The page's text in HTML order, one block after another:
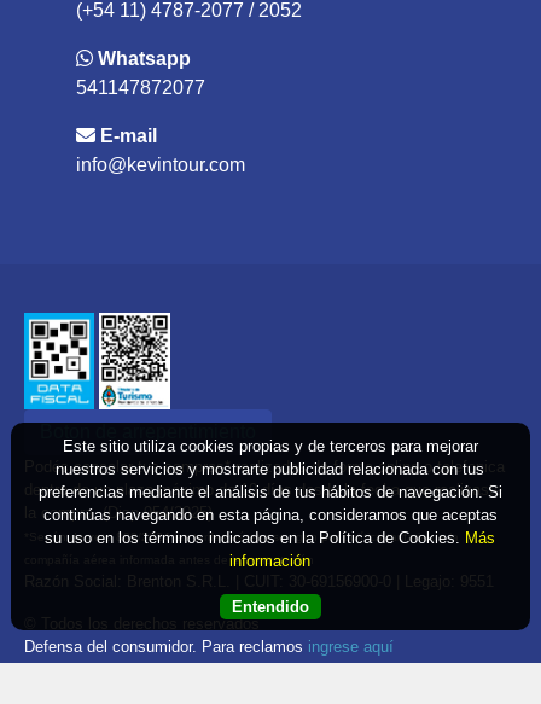
(+54 11) 4787-2077 / 2052
Whatsapp
541147872077
E-mail
info@kevintour.com
Podés cancelar tus compras* realizadas de forma online o telefonica
dentro de un plazo máximo de 10 días desde la fecha que realizaste
la compra. (Disp.954/2025)
*Según decreto 809/2024 las tarifas aéreas se rigen por política tarifaria de la
compañía aérea informada antes de la contratación
© Todos los derechos reservados
Defensa del consumidor. Para reclamos ingrese aquí
Este sitio utiliza cookies propias y de terceros para mejorar
nuestros servicios y mostrarte publicidad relacionada con tus
preferencias mediante el análisis de tus hábitos de navegación. Si
continúas navegando en esta página, consideramos que aceptas
su uso en los términos indicados en la Política de Cookies. Más
información
Entendido